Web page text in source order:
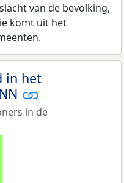
van de bevolking,
komt uit het
in het
in de